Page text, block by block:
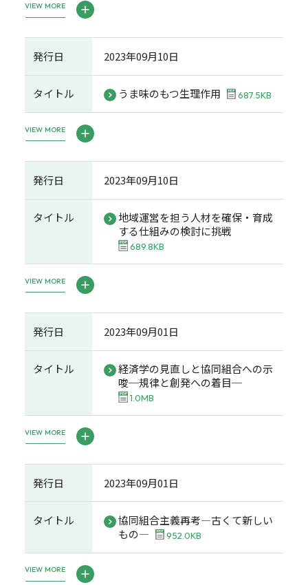
VIEW MORE
発行日 2023年09月10日
タイトル うま味のもつ生理作用 687.5KB
VIEW MORE
発行日 2023年09月10日
タイトル
地域運営を担う人材を確保・育成
する仕組みの検討に挑戦
689.8KB
VIEW MORE
発行日 2023年09月01日
タイトル
経済学の見直しと協同組合への示
唆─規律と創発への着目─
1.0MB
VIEW MORE
発行日 2023年09月01日
タイトル
協同組合主義再考―古くて新しい
もの―
952.0KB
VIEW MORE